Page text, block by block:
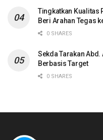
Tingkatkan Kualitas
Beri Arahan Tegas
0 SHARES
Sekda Tarakan Abd.
Berbasis Target
0 SHARES